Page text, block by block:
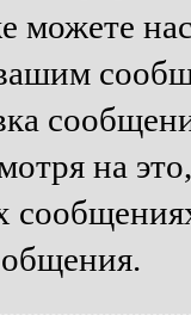
можете
на